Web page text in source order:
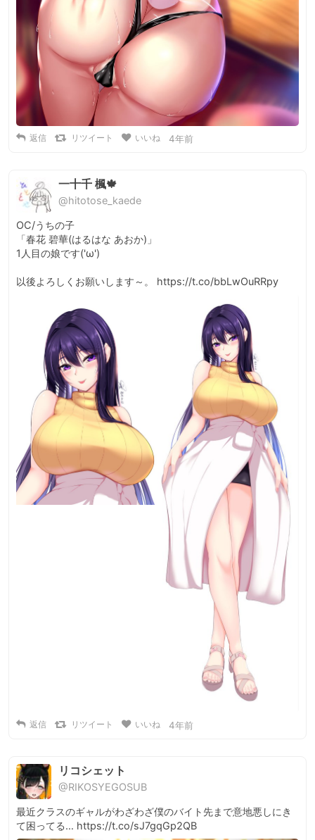
返信 リツイート いいね 4年前
一十千 楓🍁
@hitotose_kaede
OC/うちの子
「春花 碧華(はるはな あおか)」
1人目の娘です('ω')
以後よろしくお願いします～。 https://t.co/bbLwOuRRpy
返信 リツイート いいね 4年前
リコシェット
@RIKOSYEGOSUB
最近クラスのギャルがわざわざ僕のバイト先まで意地悪しにき
て困ってる… https://t.co/sJ7gqGp2QB